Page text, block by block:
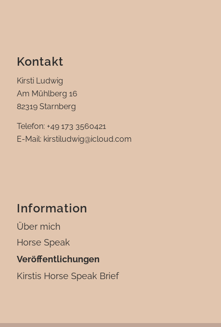
Kontakt
Kirsti Ludwig
Am Mühlberg 16
82319 Starnberg
Telefon: +49 173 3560421
E-Mail: kirstiludwig@icloud.com‬
Information
Über mich
Horse Speak
Veröffentlichungen
Kirstis Horse Speak Brief